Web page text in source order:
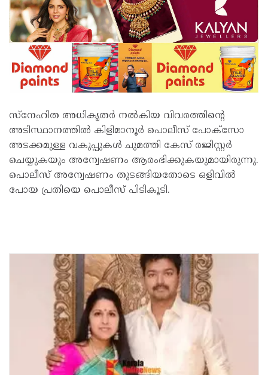
സ്‌നേഹിത അധികൃതര്‍ നല്‍കിയ വിവരത്തിന്റെ
അടിസ്ഥാനത്തില്‍ കിളിമാനൂര്‍ പൊലീസ് പോക്‌സോ
അടക്കമുള്ള വകുപ്പുകള്‍ ചുമത്തി കേസ് രജിസ്റ്റര്‍
ചെയ്യുകയും അന്വേഷണം ആരംഭിക്കുകയുമായിരുന്നു.
പൊലീസ് അന്വേഷണം തുടങ്ങിയതോടെ ഒളിവില്‍
പോയ പ്രതിയെ പൊലീസ് പിടികൂടി.